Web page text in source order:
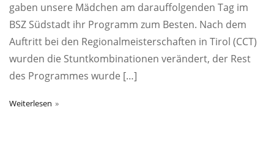
gaben unsere Mädchen am darauffolgenden Tag im
BSZ Südstadt ihr Programm zum Besten. Nach dem
Auftritt bei den Regionalmeisterschaften in Tirol (CCT)
wurden die Stuntkombinationen verändert, der Rest
des Programmes wurde […]
Weiterlesen